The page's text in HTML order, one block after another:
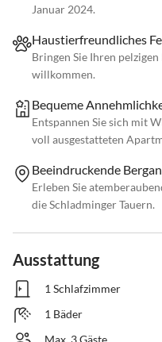
Januar 2024.
Haustierfreundliches
Bringen Sie Ihren
willkommen.
Bequeme
Entspannen Sie sich mit
voll ausgestatteten
Beeindruckende
Erleben Sie
die Schladminger Tauern.
Ausstattung
1 Schlafzimmer
1 Bäder